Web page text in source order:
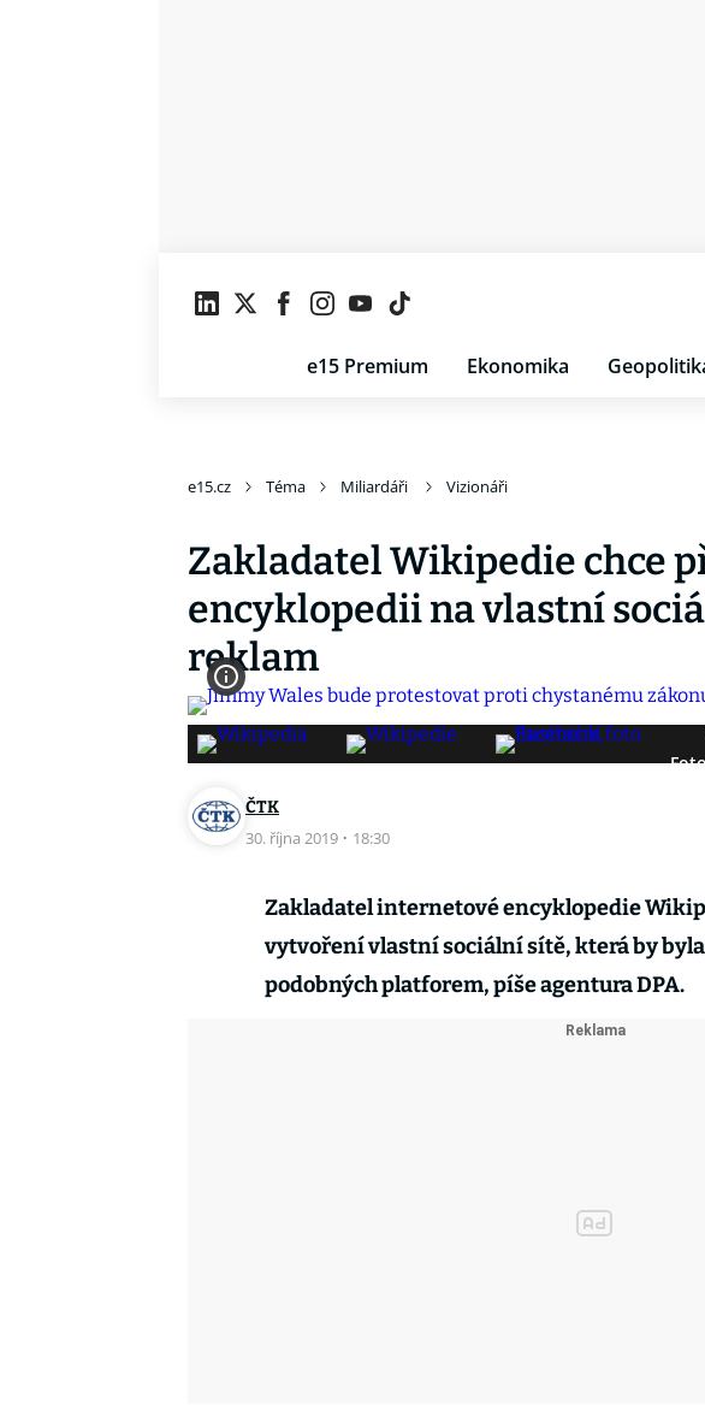
e15 Premium Ekonomika
e15.cz Téma Miliardáři Vizionáři
Zakladatel Wikipedie chce
encyklopedii na vlastní
reklam
ČTK
30. října 2019 · 18:30
Zakladatel internetové encyklopedie
vytvoření vlastní sociální sítě, která by
podobných platforem, píše agentura DPA.